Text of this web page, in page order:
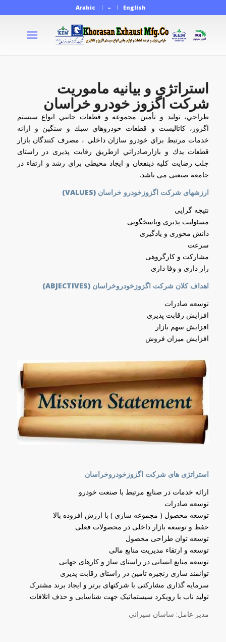
English
–
Arabic
استراتژی و بیانیه ماموریت
شرکت اگزوز خودرو خراسان
طراحي، توليد و تأمين مجموعه و قطعات جانبي انواع سيستم
اگزوز، کاتالیست و قطعات خودروهاي سبك و سنگين و ارائه
خدمات مرتبط براي خودرو سازان داخلي ، مصرف كنندگان بازار
قطعات يدك و بازارصادراتي ازطریق رقابت پذیری در راستای
جلب رضایت کلیه ذینفعان و ایجاد محیطی برای رشد و ارتقاء در
جامعه صنعتی می باشد.
ارزشهای شرکت اگزوزخودرو خراسان (VALUES)
نتیجه گرایی
مسئولیت پذیری وپاسخگویی
دانش محوری و یادگیری
سرعت
مشارکت و کارگروهی
راز داری و وفا داری
اهداف کلان شرکت اگزوزخودروخراسان (ABJECTIVES)
توسعه صادرات
افزايش رقابت پذیری
افزايش سهم بازار
افزايش میزان فروش
استراتژی های شرکت اگزوزخودروخراسان
ارائه خدمات در صنایع مرتبط با صنعت خودرو
توسعه صادرات
توسعه محصول ( مجموعه سازی ) با ارزش افزوده بالا
حفظ و توسعه بازار داخلی در محصولات فعلی
توسعه توان طراحی محصول
توسعه و ارتقاء مدیریت منابع مالی
توسعه منابع انسانی در راستای ساز و کارهای جهانی
توانمند سازی زنجیره تامین در راستای رقابت پذیری
سرمایه گذاری مشارکتی با شرکتهای برتر و ایجاد برند مشترک
تولید ناب با رویکرد سیستماتیک جهت شناسایی و حذف اتلافات
مدیر عامل: ساسان سیرانی